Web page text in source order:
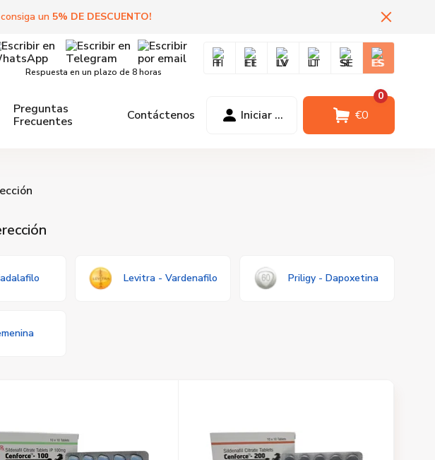
un 5% DE DESCUENTO!
Respuesta en un plazo de 8 horas
FI EE LV LT SE ES
Preguntas
Frecuentes
Contáctenos Iniciar sesión €0
0
Levitra - Vardenafilo Priligy - Dapoxetina